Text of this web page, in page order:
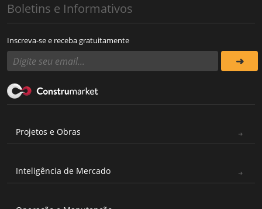
Boletins e Informativos
Inscreva-se e receba gratuitamente
Projetos e Obras
Inteligência de Mercado